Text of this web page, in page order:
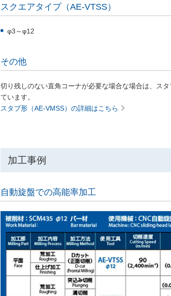
スクエアタイプ（AE-VTSS）
φ3～φ12
その他
切り残しのない直角コーナが必要な場合な場合は、ス
ています。
スタブ形（AE-VMSS）の詳細はこちら
加工事例
自動旋盤での高能率加工